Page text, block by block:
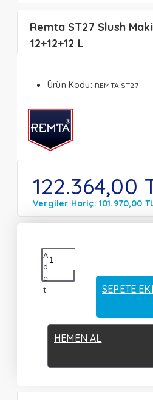
Remta ST27 Slush
12+12+12 L
Ürün Kodu: REMTA ST27
122.364,00
Vergiler Hariç: 101.970,00
A
d
e
t
SEPETE
HEMEN AL